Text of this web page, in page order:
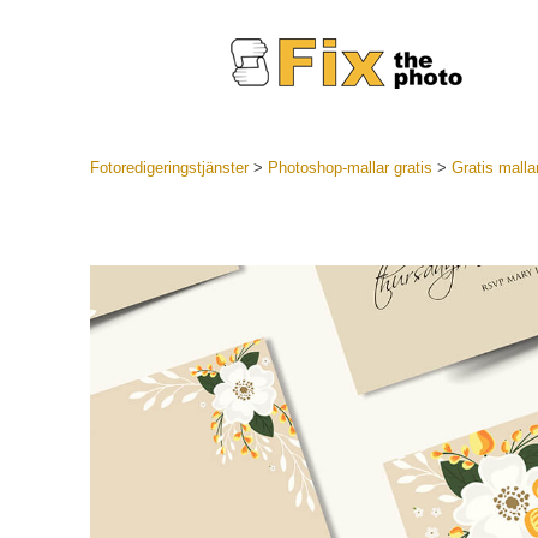
Best Deal
Mobila
Fotoredigeringstjänster> Photoshop-mallar gratis > Gratis